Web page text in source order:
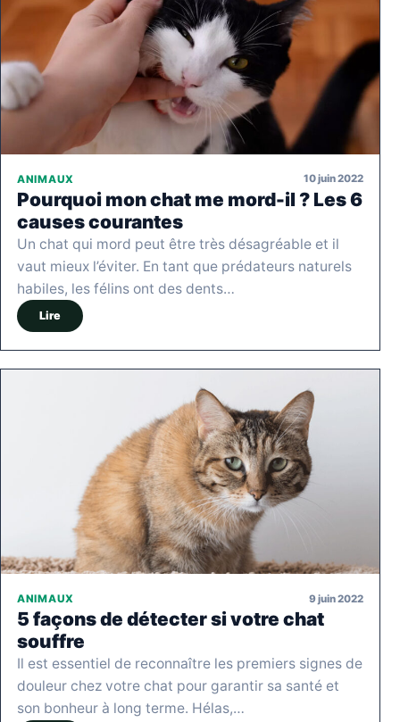
ANIMAUX 10 juin 2022
Pourquoi mon chat me mord-il ? Les 6
causes courantes
Un chat qui mord peut être très désagréable et il
vaut mieux l’éviter. En tant que prédateurs naturels
habiles, les félins ont des dents…
Lire
ANIMAUX 9 juin 2022
5 façons de détecter si votre chat
souffre
Il est essentiel de reconnaître les premiers signes de
douleur chez votre chat pour garantir sa santé et
son bonheur à long terme. Hélas,…